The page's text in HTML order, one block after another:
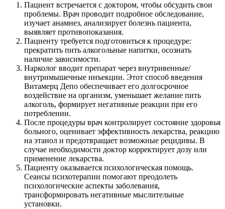
Пациент встречается с доктором, чтобы обсудить свои
проблемы. Врач проводит подробное обследование,
изучает анамнез, анализирует болезнь пациента,
выявляет противопоказания.
Пациенту требуется подготовиться к процедуре:
прекратить пить алкогольные напитки, осознать
наличие зависимости.
Нарколог вводит препарат через внутривенные/
внутримышечные инъекции. Этот способ введения
Витамерц Депо обеспечивает его долгосрочное
воздействие на организм, уменьшает желание пить
алкоголь, формирует негативные реакции при его
потреблении.
После процедуры врач контролирует состояние здоровья
больного, оценивает эффективность лекарства, реакцию
на этанол и предотвращает возможные рецидивы. В
случае необходимости доктор корректирует дозу или
применение лекарства.
Пациенту оказывается психологическая помощь.
Сеансы психотерапии помогают преодолеть
психологические аспекты заболевания,
трансформировать негативные мыслительные
установки.